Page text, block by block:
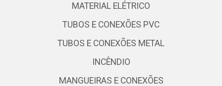
MATERIAL ELÉTRICO
TUBOS E CONEXÕES PVC
TUBOS E CONEXÕES METAL
INCÊNDIO
MANGUEIRAS E CONEXÕES